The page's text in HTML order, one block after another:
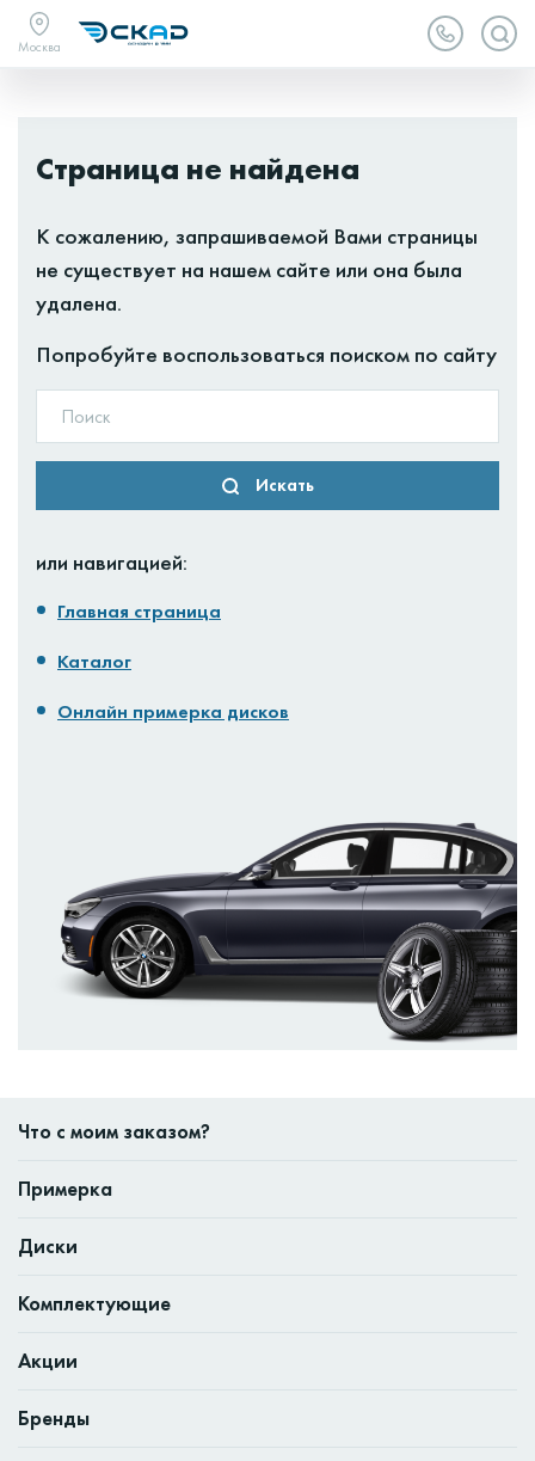
Москва
Страница не найдена
К сожалению, запрашиваемой Вами страницы
не существует на нашем сайте или она была
удалена.
Попробуйте воспользоваться поиском по сайту
Искать
или навигацией:
Главная страница
Каталог
Онлайн примерка дисков
Что с моим заказом?
Примерка
Диски
Комплектующие
Акции
Бренды